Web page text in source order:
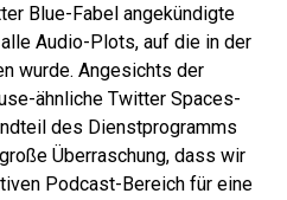
Blue-Fabel angekündigte
Audio-Plots, auf die in der
wurde. Angesichts der
ähnliche Twitter Spaces-
des Dienstprogramms
Überraschung, dass wir
Podcast-Bereich für eine